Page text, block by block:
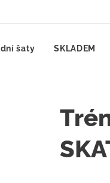
šaty SKLADEM